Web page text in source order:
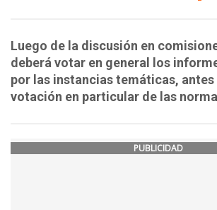
Luego de la discusión en
deberá votar en general los
por las instancias temáticas, antes
votación en particular de las
PUBLICIDAD